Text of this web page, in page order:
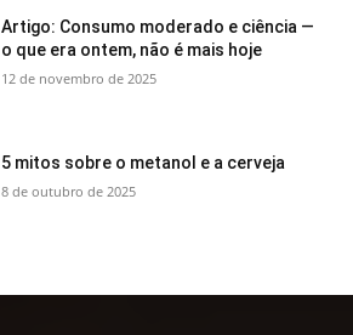
Artigo: Consumo moderado e ciência —
o que era ontem, não é mais hoje
12 de novembro de 2025
5 mitos sobre o metanol e a cerveja
8 de outubro de 2025